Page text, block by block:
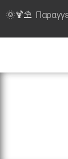
🌞🍹⛱️